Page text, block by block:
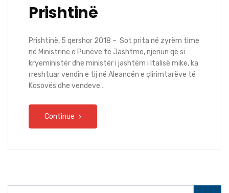
Prishtinë
Prishtinë, 5 qershor 2018 – Sot prita në zyrëm time
në Ministrinë e Punëve të Jashtme, njeriun që si
kryeministër dhe ministër i jashtëm i Italisë mike, ka
rreshtuar vendin e tij në Aleancën e çlirimtarëve të
Kosovës dhe vendeve…
Continue